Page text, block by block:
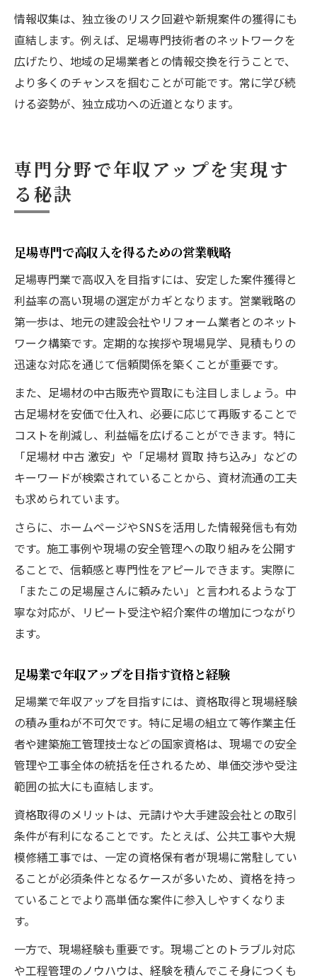
情報収集は、独立後のリスク回避や新規案件の獲得にも
直結します。例えば、足場専門技術者のネットワークを
広げたり、地域の足場業者との情報交換を行うことで、
より多くのチャンスを掴むことが可能です。常に学び続
ける姿勢が、独立成功への近道となります。
専門分野で年収アップを実現す
る秘訣
足場専門で高収入を得るための営業戦略
足場専門業で高収入を目指すには、安定した案件獲得と
利益率の高い現場の選定がカギとなります。営業戦略の
第一歩は、地元の建設会社やリフォーム業者とのネット
ワーク構築です。定期的な挨拶や現場見学、見積もりの
迅速な対応を通じて信頼関係を築くことが重要です。
また、足場材の中古販売や買取にも注目しましょう。中
古足場材を安価で仕入れ、必要に応じて再販することで
コストを削減し、利益幅を広げることができます。特に
「足場材 中古 激安」や「足場材 買取 持ち込み」などの
キーワードが検索されていることから、資材流通の工夫
も求められています。
さらに、ホームページやSNSを活用した情報発信も有効
です。施工事例や現場の安全管理への取り組みを公開す
ることで、信頼感と専門性をアピールできます。実際に
「またこの足場屋さんに頼みたい」と言われるような丁
寧な対応が、リピート受注や紹介案件の増加につながり
ます。
足場業で年収アップを目指す資格と経験
足場業で年収アップを目指すには、資格取得と現場経験
の積み重ねが不可欠です。特に足場の組立て等作業主任
者や建築施工管理技士などの国家資格は、現場での安全
管理や工事全体の統括を任されるため、単価交渉や受注
範囲の拡大にも直結します。
資格取得のメリットは、元請けや大手建設会社との取引
条件が有利になることです。たとえば、公共工事や大規
模修繕工事では、一定の資格保有者が現場に常駐してい
ることが必須条件となるケースが多いため、資格を持っ
ていることでより高単価な案件に参入しやすくなりま
す。
一方で、現場経験も重要です。現場ごとのトラブル対応
や工程管理のノウハウは、経験を積んでこそ身につくも